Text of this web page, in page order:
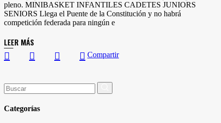
pleno. MINIBASKET INFANTILES CADETES JUNIORS
SENIORS Llega el Puente de la Constitución y no habrá
competición federada para ningún e
LEER MÁS
Compartir
Buscar
por:
Categorías